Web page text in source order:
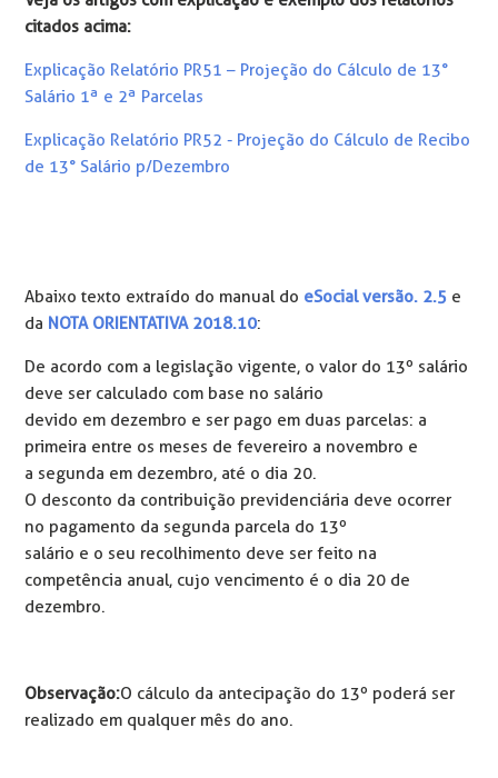
citados acima:
Explicação Relatório PR51 – Projeção do Cálculo de 13°
Salário 1ª e 2ª Parcelas
Explicação Relatório PR52 - Projeção do Cálculo de Recibo
de 13° Salário p/Dezembro
Abaixo texto extraído do manual do eSocial versão. 2.5 e
da NOTA ORIENTATIVA 2018.10:
De acordo com a legislação vigente, o valor do 13º salário
deve ser calculado com base no salário
devido em dezembro e ser pago em duas parcelas: a
primeira entre os meses de fevereiro a novembro e
a segunda em dezembro, até o dia 20.
O desconto da contribuição previdenciária deve ocorrer
no pagamento da segunda parcela do 13º
salário e o seu recolhimento deve ser feito na
competência anual, cujo vencimento é o dia 20 de
dezembro.
Observação:O cálculo da antecipação do 13º poderá ser
realizado em qualquer mês do ano.